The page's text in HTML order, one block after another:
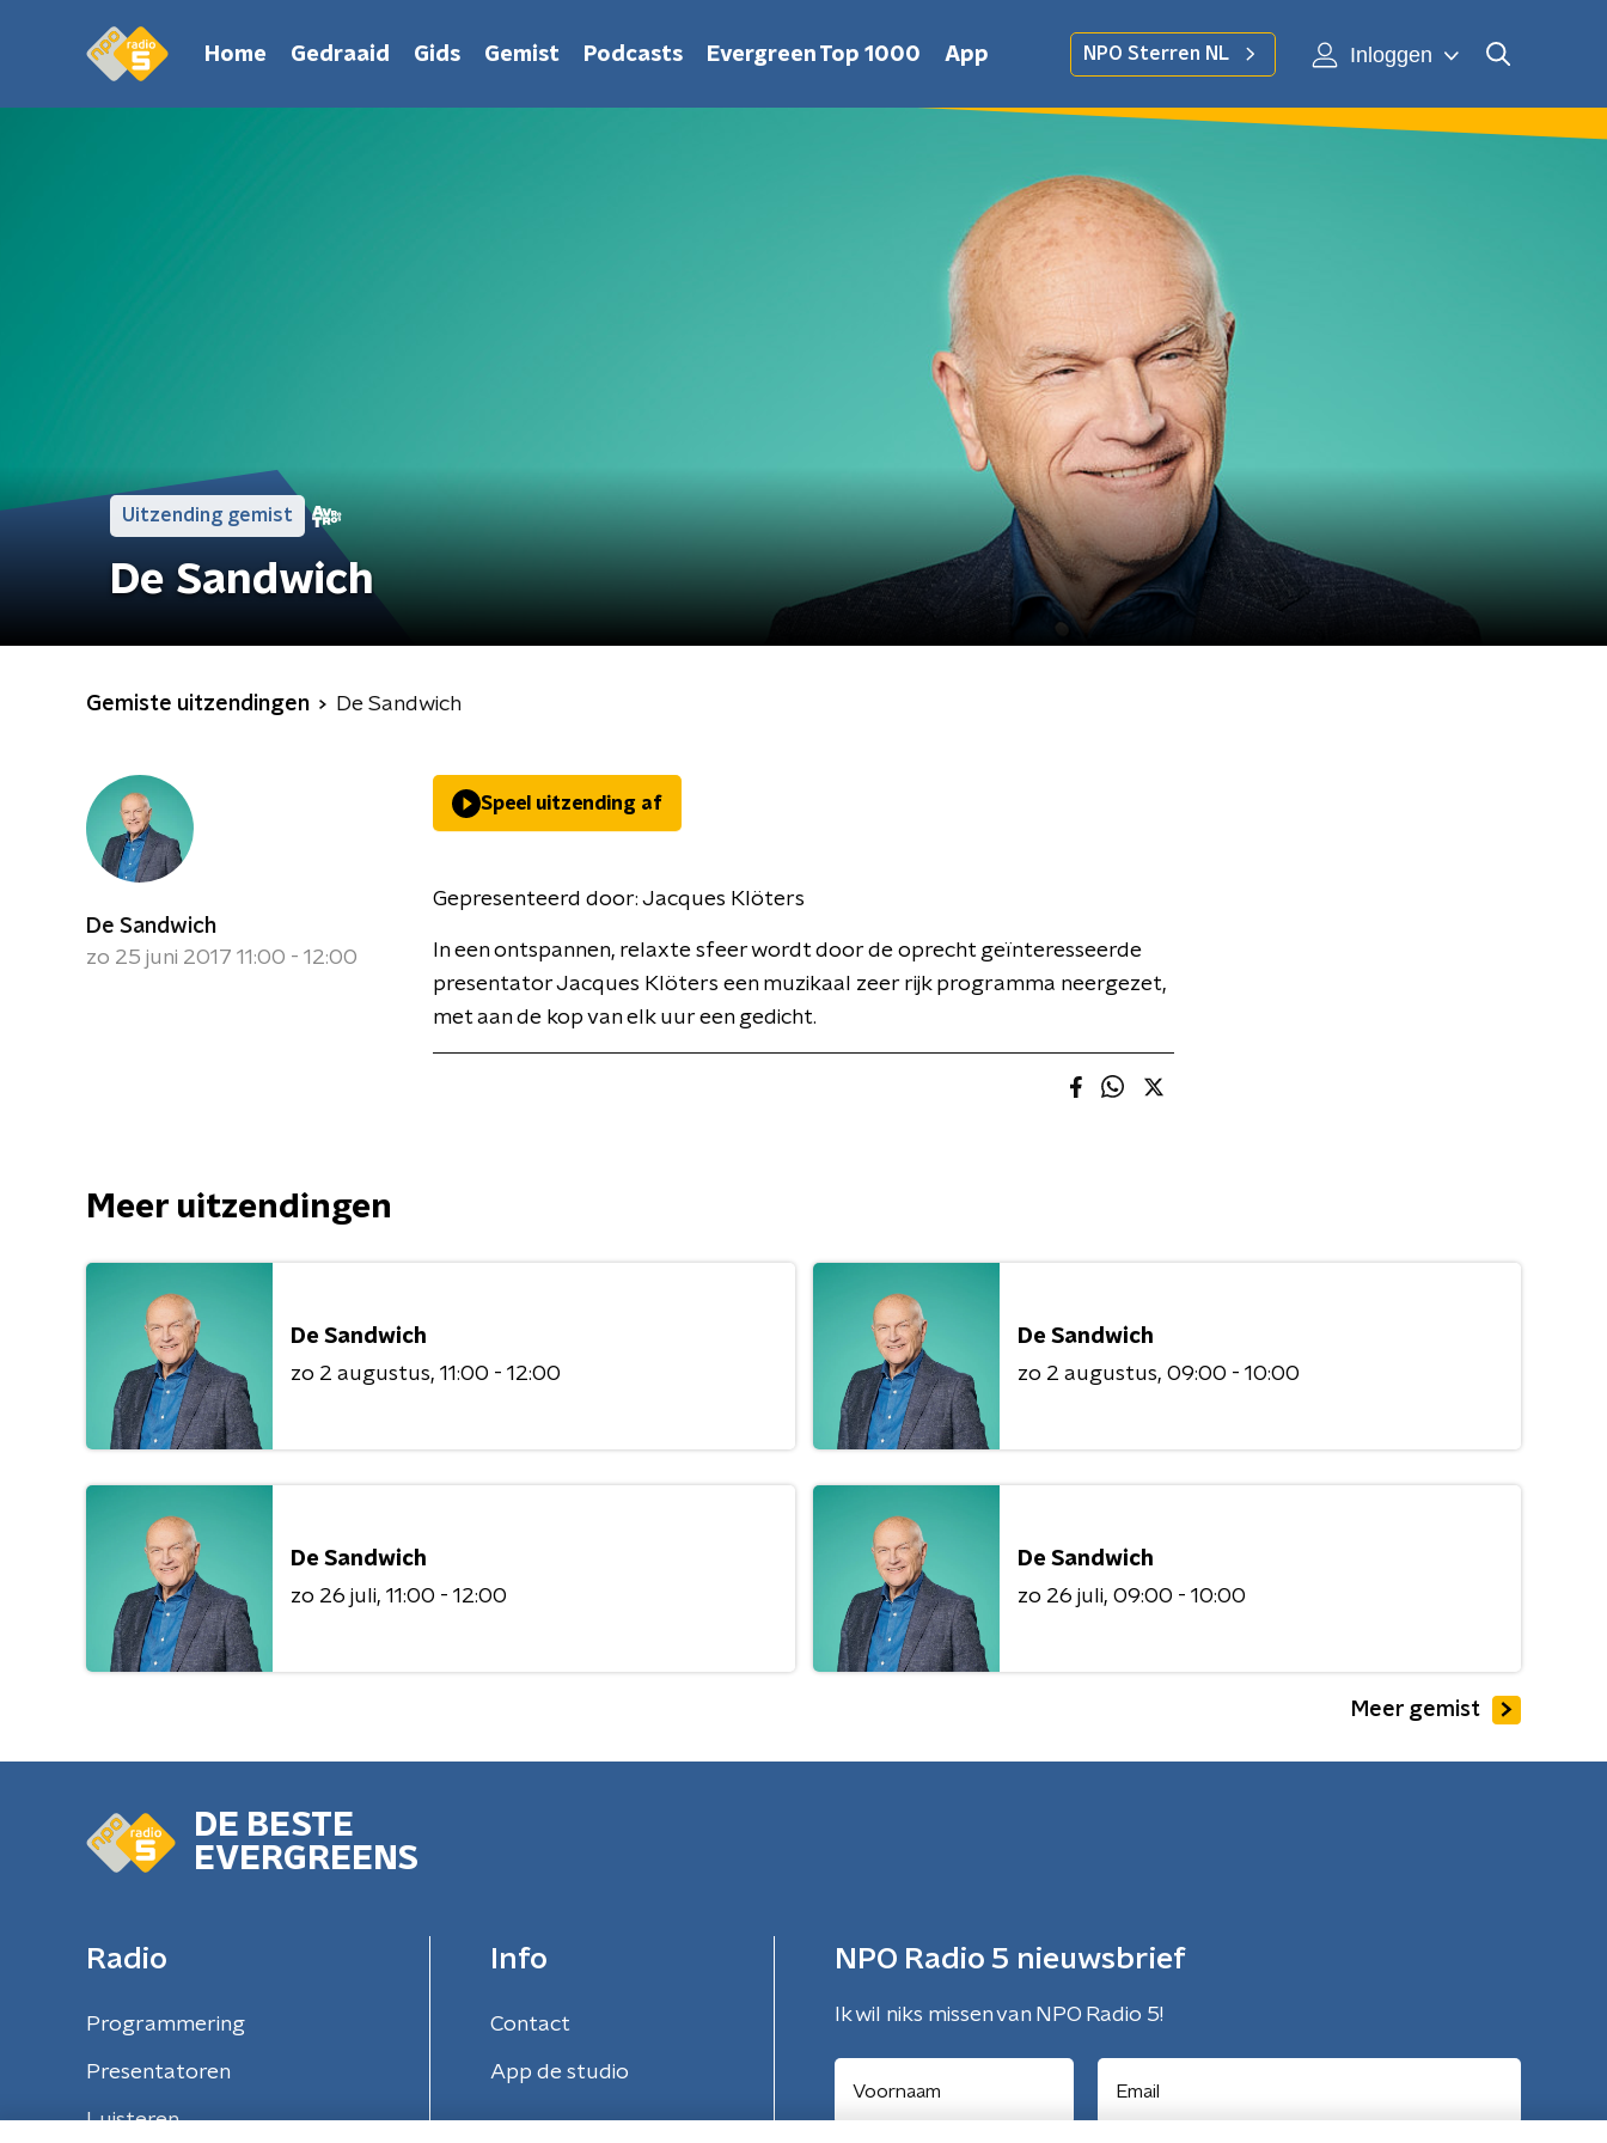
Home Gedraaid Gids Gemist Podcasts Evergreen Top 1000 App NPO Sterren NL Inloggen
Uitzending gemist
De Sandwich
Gemiste uitzendingen De Sandwich
De Sandwich
zo 25 juni 2017 11:00 - 12:00
Speel uitzending af
Gepresenteerd door: Jacques Klöters
In een ontspannen, relaxte sfeer wordt door de oprecht geïnteresseerde
presentator Jacques Klöters een muzikaal zeer rijk programma neergezet,
met aan de kop van elk uur een gedicht.
Meer uitzendingen
De Sandwich
zo 2 augustus 11:00 - 12:00
De Sandwich
zo 2 augustus 09:00 - 10:00
De Sandwich
zo 26 juli 11:00 - 12:00
De Sandwich
zo 26 juli 09:00 - 10:00
Meer gemist
DE BESTE
EVERGREENS
Radio
Programmering
Presentatoren
Luisteren
Info
Contact
App de studio
NPO Radio 5 nieuwsbrief
Ik wil niks missen van NPO Radio 5!